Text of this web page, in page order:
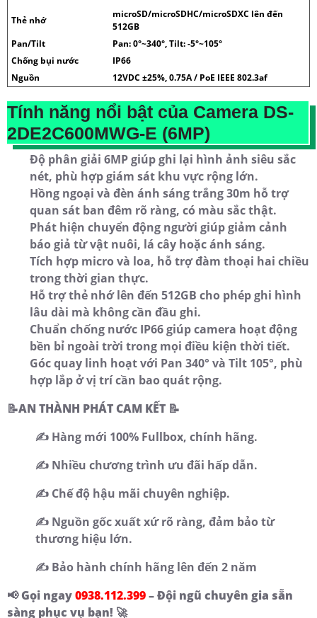
Thẻ nhớ
microSD/microSDHC/microSDXC lên đến
512GB
Pan/Tilt
Pan: 0°~340°, Tilt: -5°~105°
Chống bụi nước
IP66
Nguồn
12VDC ±25%, 0.75A / PoE IEEE 802.3af
Tính năng nổi bật của Camera DS-
2DE2C600MWG-E (6MP)
Độ phân giải 6MP giúp ghi lại hình ảnh siêu sắc
nét, phù hợp giám sát khu vực rộng lớn.
Hồng ngoại và đèn ánh sáng trắng 30m hỗ trợ
quan sát ban đêm rõ ràng, có màu sắc thật.
Phát hiện chuyển động người giúp giảm cảnh
báo giả từ vật nuôi, lá cây hoặc ánh sáng.
Tích hợp micro và loa, hỗ trợ đàm thoại hai chiều
trong thời gian thực.
Hỗ trợ thẻ nhớ lên đến 512GB cho phép ghi hình
lâu dài mà không cần đầu ghi.
Chuẩn chống nước IP66 giúp camera hoạt động
bền bỉ ngoài trời trong mọi điều kiện thời tiết.
Góc quay linh hoạt với Pan 340° và Tilt 105°, phù
hợp lắp ở vị trí cần bao quát rộng.
📝AN THÀNH PHÁT CAM KẾT 📝
✍️ Hàng mới 100% Fullbox, chính hãng.
✍️ Nhiều chương trình ưu đãi hấp dẫn.
✍️ Chế độ hậu mãi chuyên nghiệp.
✍️ Nguồn gốc xuất xứ rõ ràng, đảm bảo từ
thương hiệu lớn.
✍️ Bảo hành chính hãng lên đến 2 năm
📢 Gọi ngay0938.112.399– Đội ngũ chuyên gia sẵn
sàng phục vụ bạn! 🚀